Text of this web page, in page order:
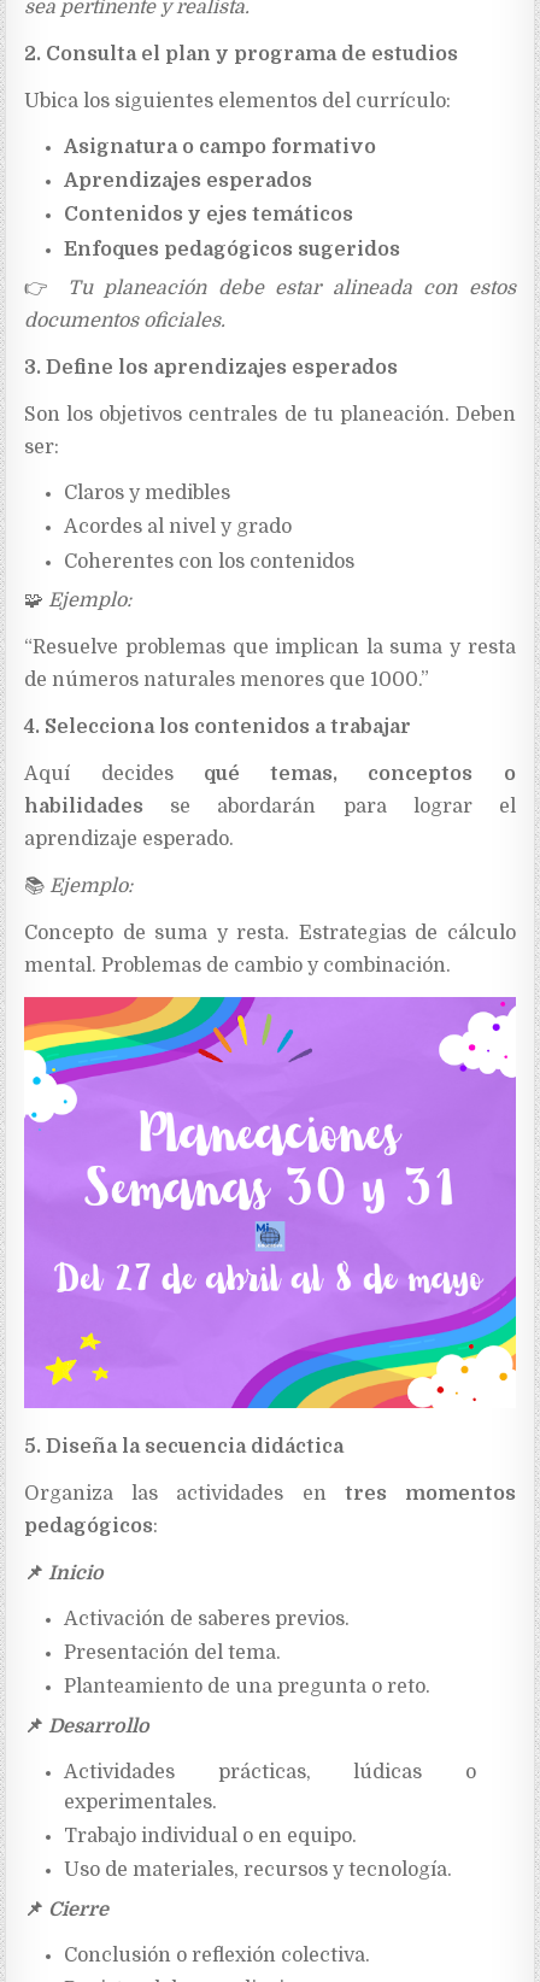
sea pertinente y realista.
2. Consulta el plan y programa de estudios
Ubica los siguientes elementos del currículo:
Asignatura o campo formativo
Aprendizajes esperados
Contenidos y ejes temáticos
Enfoques pedagógicos sugeridos
👉
Tu planeación debe estar alineada con estos
documentos oficiales.
3. Define los aprendizajes esperados
Son los objetivos centrales de tu planeación. Deben
ser:
Claros y medibles
Acordes al nivel y grado
Coherentes con los contenidos
🧩 Ejemplo:
“Resuelve problemas que implican la suma y resta
de números naturales menores que 1000.”
4. Selecciona los contenidos a trabajar
Aquí decides qué temas, conceptos o
habilidades se abordarán para lograr el
aprendizaje esperado.
📚 Ejemplo:
Concepto de suma y resta. Estrategias de cálculo
mental. Problemas de cambio y combinación.
5. Diseña la secuencia didáctica
Organiza las actividades en tres momentos
pedagógicos:
📌 Inicio
Activación de saberes previos.
Presentación del tema.
Planteamiento de una pregunta o reto.
📌 Desarrollo
Actividades prácticas, lúdicas o
experimentales.
Trabajo individual o en equipo.
Uso de materiales, recursos y tecnología.
📌 Cierre
Conclusión o reflexión colectiva.